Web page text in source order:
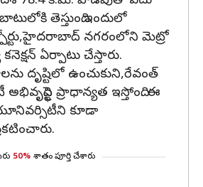
తెస్తుంది.ఇందులో
నగరంలోని మెట్రో
ఏర్పాటు చేస్తారు.
దృష్టిలో ఉంచుకుని,రేవంత్
అభివృద్ధిపై ప్రాధాన్యత ఇస్తోంది. ఈ
కూడా
50% శాతం పూర్తి చేశారు